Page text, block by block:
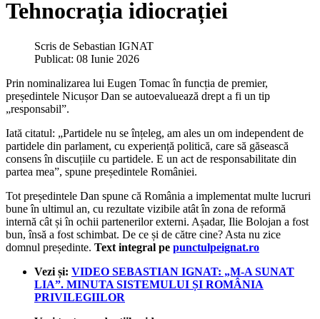
Tehnocrația idiocrației
Scris de Sebastian IGNAT
Publicat: 08 Iunie 2026
Prin nominalizarea lui Eugen Tomac în funcția de premier,
președintele Nicușor Dan se autoevaluează drept a fi un tip
„responsabil”.
Iată citatul: „Partidele nu se înțeleg, am ales un om independent de
partidele din parlament, cu experiență politică, care să găsească
consens în discuțiile cu partidele. E un act de responsabilitate din
partea mea”, spune președintele României.
Tot președintele Dan spune că România a implementat multe lucruri
bune în ultimul an, cu rezultate vizibile atât în zona de reformă
internă cât și în ochii partenerilor externi. Așadar, Ilie Bolojan a fost
bun, însă a fost schimbat. De ce și de către cine? Asta nu zice
domnul președinte. Text integral pe punctulpeignat.ro
Vezi și: VIDEO SEBASTIAN IGNAT: „M-A SUNAT
LIA”. MINUTA SISTEMULUI ȘI ROMÂNIA
PRIVILEGIILOR